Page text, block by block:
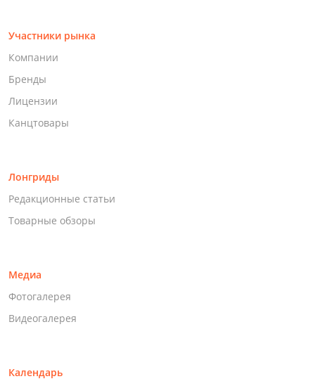
Участники рынка
Компании
Бренды
Лицензии
Канцтовары
Лонгриды
Редакционные статьи
Товарные обзоры
Медиа
Фотогалерея
Видеогалерея
Календарь